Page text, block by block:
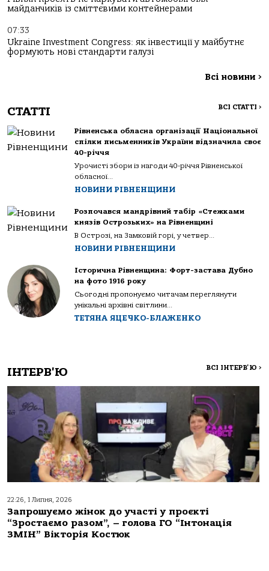
майданчиків із сміттєвими контейнерами
07:33
Ukraine Investment Congress: як інвестиції у майбутнє
формують нові стандарти галузі
Всі новини >
СТАТТІ ВСІ СТАТТІ >
Рівненська обласна організації Національної
спілки письменників України відзначила своє
40-річчя
Урочисті збори із нагоди 40-річчя Рівненської
обласної...
НОВИНИ РІВНЕНЩИНИ
Розпочався мандрівний табір «Стежками
князів Острозьких» на Рівненщині
В Острозі, на Замковій горі, у четвер...
НОВИНИ РІВНЕНЩИНИ
Історична Рівненщина: Форт-застава Дубно
на фото 1916 року
Сьогодні пропонуємо читачам переглянути
унікальні архівні світлини...
ТЕТЯНА ЯЦЕЧКО-БЛАЖЕНКО
ІНТЕРВ'Ю ВСІ ІНТЕРВ'Ю >
22:26, 1 Липня, 2026
Запрошуємо жінок до участі у проєкті
“Зростаємо разом”, – голова ГО “Інтонація
ЗМІН” Вікторія Костюк